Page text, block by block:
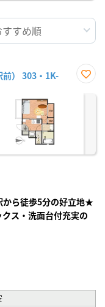
） 303・1K-
に入
から徒歩5分の好立地★
ス・洗面台付充実の